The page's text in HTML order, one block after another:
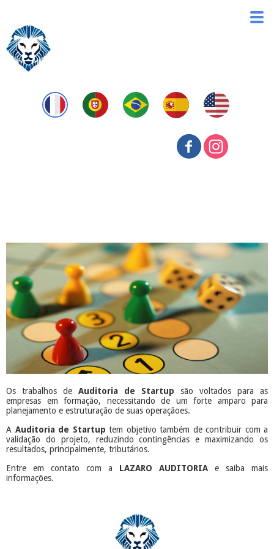
Os trabalhos de Auditoria de Startup são voltados para as
empresas em formação, necessitando de um forte amparo para
planejamento e estruturação de suas operaçãoes.
A Auditoria de Startup tem objetivo também de contribuir com a
validação do projeto, reduzindo contingências e maximizando os
resultados, principalmente, tributários.
Entre em contato com a LAZARO AUDITORIA e saiba mais
informações.